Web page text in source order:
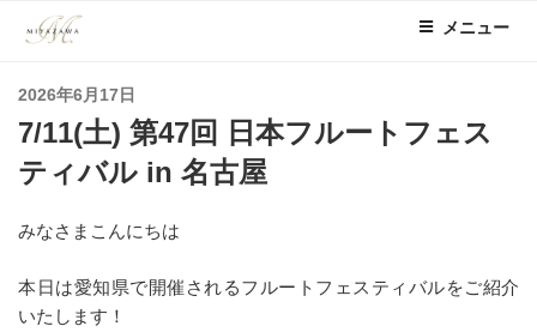
メニュー
投
稿
日:
2026年6月17日
7/11(土) 第47回 日本フルートフェス
ティバル in 名古屋
みなさまこんにちは
本日は愛知県で開催されるフルートフェスティバルをご紹介
いたします！